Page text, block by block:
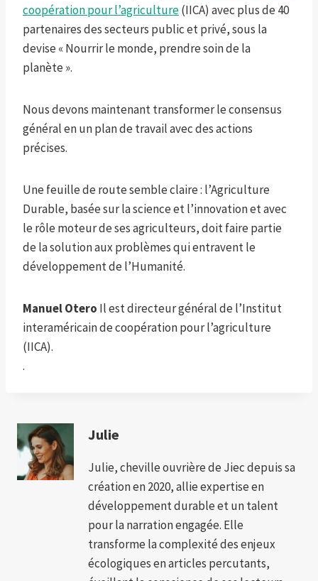
coopération pour l’agriculture(IICA) avec plus de 40
partenaires des secteurs public et privé, sous la
devise « Nourrir le monde, prendre soin de la
planète ».
Nous devons maintenant transformer le consensus
général en un plan de travail avec des actions
précises.
Une feuille de route semble claire : l’Agriculture
Durable, basée sur la science et l’innovation et avec
le rôle moteur de ses agriculteurs, doit faire partie
de la solution aux problèmes qui entravent le
développement de l’Humanité.
Manuel Otero Il est directeur général de l’Institut
interaméricain de coopération pour l’agriculture
(IICA).
.
Julie
Julie, cheville ouvrière de Jiec depuis sa
création en 2020, allie expertise en
développement durable et un talent
pour la narration engagée. Elle
transforme la complexité des enjeux
écologiques en articles percutants,